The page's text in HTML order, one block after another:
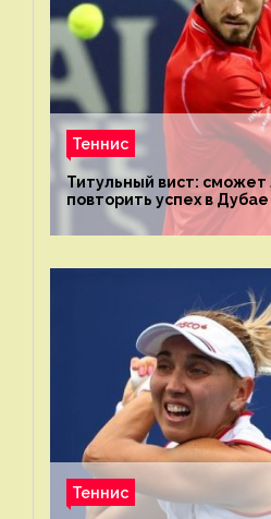
Теннис
Титульный вист:
повторить успех в Дубае
Теннис